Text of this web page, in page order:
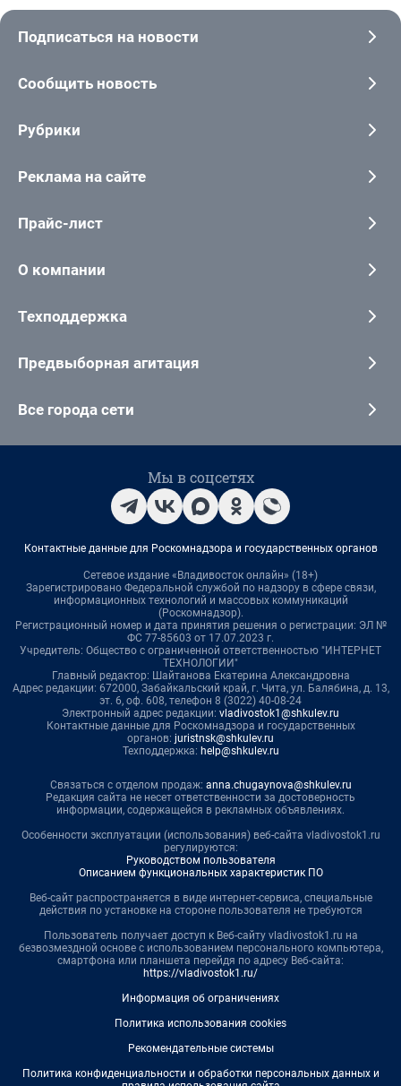
Подписаться на новости
Сообщить новость
Рубрики
Реклама на сайте
Прайс-лист
О компании
Техподдержка
Предвыборная агитация
Все города сети
Мы в соцсетях
Контактные данные для Роскомнадзора и государственных органов
Сетевое издание «Владивосток онлайн» (18+)
Зарегистрировано Федеральной службой по надзору в сфере связи,
информационных технологий и массовых коммуникаций
(Роскомнадзор).
Регистрационный номер и дата принятия решения о регистрации: ЭЛ №
ФС 77-85603 от 17.07.2023 г.
Учредитель: Общество с ограниченной ответственностью "ИНТЕРНЕТ
ТЕХНОЛОГИИ"
Главный редактор: Шайтанова Екатерина Александровна
Адрес редакции: 672000, Забайкальский край, г. Чита, ул. Балябина, д. 13,
эт. 6, оф. 608, телефон 8 (3022) 40-08-24
Электронный адрес редакции: vladivostok1@shkulev.ru
Контактные данные для Роскомнадзора и государственных
органов: juristnsk@shkulev.ru
Техподдержка: help@shkulev.ru
Связаться с отделом продаж: anna.chugaynova@shkulev.ru
Редакция сайта не несет ответственности за достоверность
информации, содержащейся в рекламных объявлениях.
Особенности эксплуатации (использования) веб-сайта vladivostok1.ru
регулируются:
Руководством пользователя
Описанием функциональных характеристик ПО
Веб-сайт распространяется в виде интернет-сервиса, специальные
действия по установке на стороне пользователя не требуются
Пользователь получает доступ к Веб-сайту vladivostok1.ru на
безвозмездной основе с использованием персонального компьютера,
смартфона или планшета перейдя по адресу Веб-сайта:
https://vladivostok1.ru/
Информация об ограничениях
Политика использования cookies
Рекомендательные системы
Политика конфиденциальности и обработки персональных данных и